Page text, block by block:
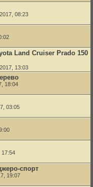
08:23
Land Cruiser Prado 150
13:03
18:04
03:05
17:54
спорт
19:07